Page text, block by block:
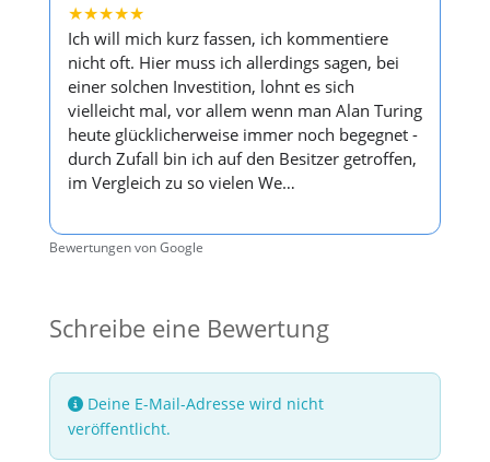
★★★★★
Ich will mich kurz fassen, ich kommentiere
nicht oft. Hier muss ich allerdings sagen, bei
einer solchen Investition, lohnt es sich
vielleicht mal, vor allem wenn man Alan Turing
heute glücklicherweise immer noch begegnet -
durch Zufall bin ich auf den Besitzer getroffen,
im Vergleich zu so vielen We…
Bewertungen von Google
Schreibe eine Bewertung
Deine E-Mail-Adresse wird nicht
veröffentlicht.